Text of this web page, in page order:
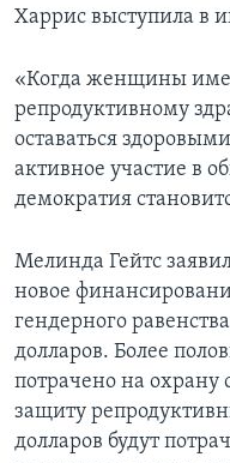
Харрис выступила в
«Когда женщины
репродуктивному
оставаться
активное участие в
демократия
Мелинда Гейтс
новое
гендерного
долларов. Более
потрачено на охрану
защиту
долларов будут